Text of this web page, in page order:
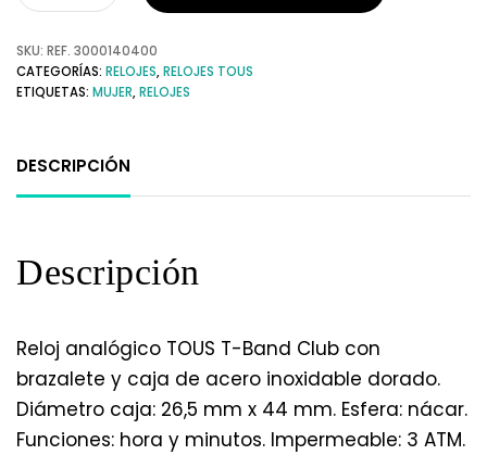
SKU: REF. 3000140400
CATEGORÍAS: RELOJES,RELOJES TOUS
ETIQUETAS: MUJER,RELOJES
DESCRIPCIÓN
Descripción
Reloj analógico TOUS T-Band Club con
brazalete y caja de acero inoxidable dorado.
Diámetro caja: 26,5 mm x 44 mm. Esfera: nácar.
Funciones: hora y minutos. Impermeable: 3 ATM.